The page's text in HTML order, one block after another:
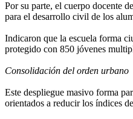
‎Por su parte, el cuerpo docente
para el desarrollo civil de los
‎Indicaron que la escuela forma
protegido con 850 jóvenes
Consolidación del orden urbano
‎Este despliegue masivo forma
orientados a reducir los índices